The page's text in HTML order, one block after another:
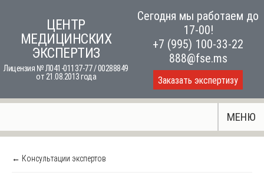
content
ЦЕНТР
МЕДИЦИНСКИХ
ЭКСПЕРТИЗ
Лицензия № Л041-01137-77 / 00288849
от 21.08.2013 года
Сегодня мы работаем до
17-00!
+7 (995) 100-33-22
888@fse.ms
Заказать экспертизу
МЕНЮ
← Консультации экспертов